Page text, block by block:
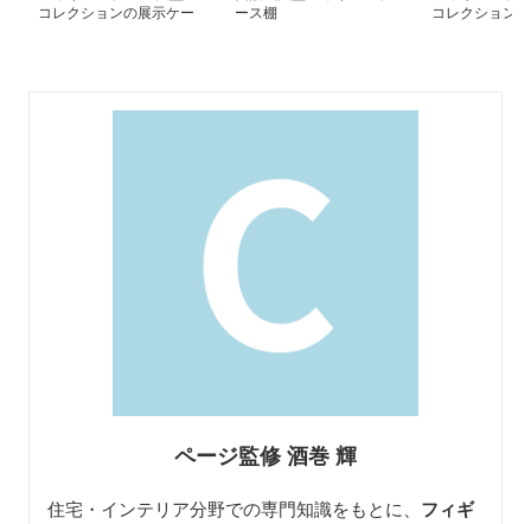
コレクションの展示ケー
ース棚
コレクション
ページ監修 酒巻 輝
住宅・インテリア分野での専門知識をもとに、 フィギ